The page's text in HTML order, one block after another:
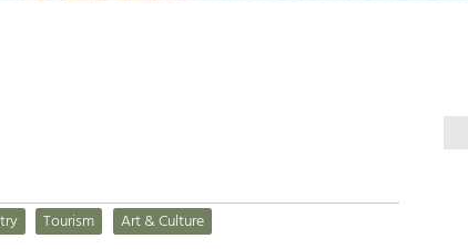
Tourism
Art & Culture